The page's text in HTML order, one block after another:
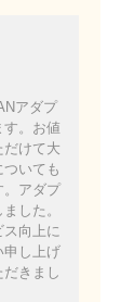
アダプ
す。お値
けて大
いても
。アダプ
した。
向上に
申し上げ
きまし